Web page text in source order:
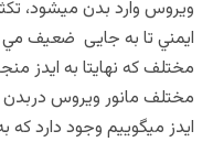
ویروس وارد بدن ميشود،
ایمني تا به جایی ضعیف
مختلف که نهایتا به ایدز
مختلف مانور ویروس